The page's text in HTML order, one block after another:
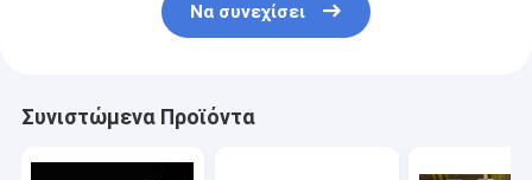
Να συνεχίσει
Συνιστώμενα Προϊόντα